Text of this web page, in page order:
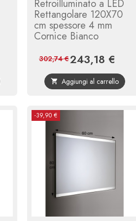
Retroilluminato a LED
Rettangolare 120X70
cm spessore 4 mm
Cornice Bianco
Prezzo
243,18 €
base
302,74 €
 Aggiungi al carrello
-39,90 €